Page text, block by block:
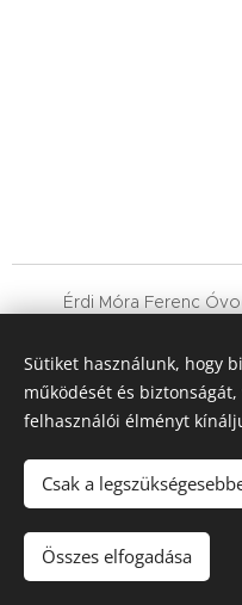
Érdi Móra Ferenc
Érd,
06-
Sütiket használunk, hogy
működését és
felhasználói élményt
Csak a
Összes elfogadása